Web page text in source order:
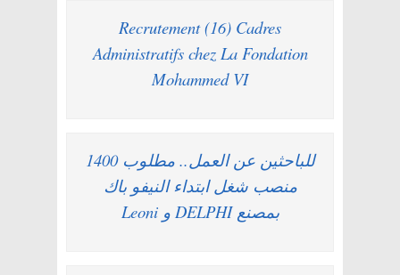
Recrutement (16) Cadres
Administratifs chez La Fondation
Mohammed VI
للباحثين عن العمل.. مطلوب 1400
منصب شغل ابتداء النيفو باك
بمصنع DELPHI و Leoni